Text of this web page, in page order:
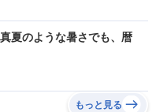
夏のような暑さでも、暦
もっと見る